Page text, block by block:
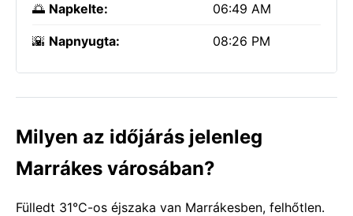
🌅 Napkelte: 06:49 AM
🌇 Napnyugta: 08:26 PM
Milyen az időjárás jelenleg
Marrákes városában?
Fülledt 31°C-os éjszaka van Marrákesben, felhőtlen.